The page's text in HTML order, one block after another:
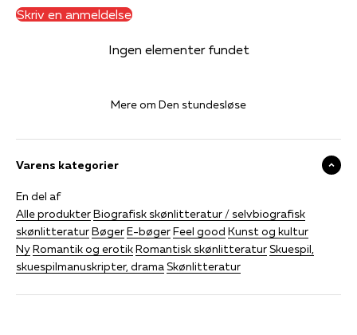
Skriv en anmeldelse
Ingen elementer fundet
Mere om Den stundesløse
Varens kategorier
En del af
Alle produkterBiografisk skønlitteratur / selvbiografisk
skønlitteraturBøgerE-bøgerFeel good Kunst og kultur
NyRomantik og erotikRomantisk skønlitteraturSkuespil,
skuespilmanuskripter, dramaSkønlitteratur